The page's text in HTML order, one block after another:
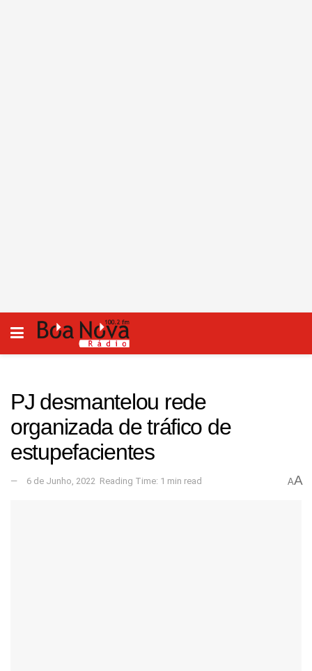
PJ desmantelou rede
organizada de tráfico de
estupefacientes
6 de Junho, 2022 Reading Time: 1 min read AA